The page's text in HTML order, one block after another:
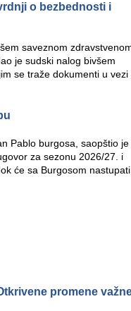
o bezbednosti i
saveznom
je sudski nalog bivšem
se traže dokumenti u vezi
Pablo burgosa, saopštio je
za sezonu 2026/27. i
će sa Burgosom
promene